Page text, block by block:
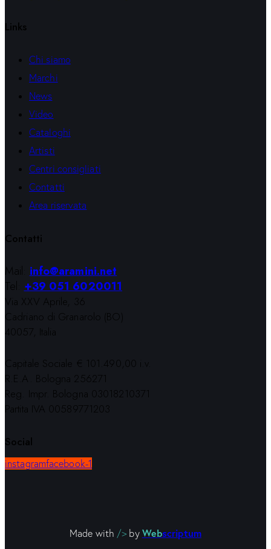
Links
Chi siamo
Marchi
News
Video
Cataloghi
Artisti
Centri consigliati
Contatti
Area riservata
Contatti
Mail:info@aramini.net
Tel:+39 051 6020011
Via XXV Aprile, 36
Cadriano di Granarolo (BO)
40057, Italia
Capitale Sociale € 101.490,00 i.v.
R.E.A. Bologna 256271
Reg. Impr. Bologna 03018210371
Partita IVA 00589771203
Social
instagramfacebook-1
Made with /> by Webscriptum